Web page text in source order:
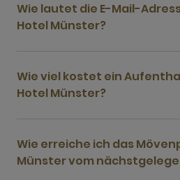
Wie lautet die E-Mail-
Hotel Münster?
Wie viel kostet ein
Hotel Münster?
Wie erreiche ich das
Münster vom